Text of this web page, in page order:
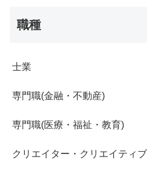
職種
士業
専門職(金融・不動産)
専門職(医療・福祉・教育)
クリエイター・クリエイティブ